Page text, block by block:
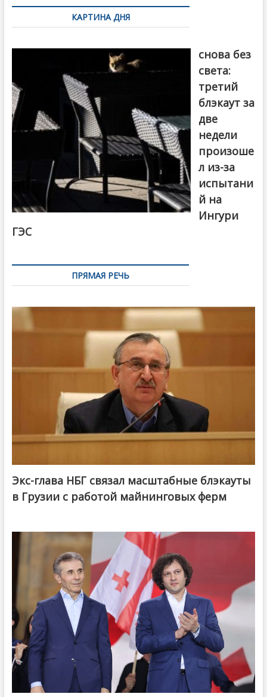
по
записямКАРТИНА ДНЯ
снова без
света:
третий
блэкаут за
две
недели
произоше
л из-за
испытани
й на
Ингури
ГЭС
ПРЯМАЯ РЕЧЬ
Экс-глава НБГ связал масштабные блэкауты
в Грузии с работой майнинговых ферм